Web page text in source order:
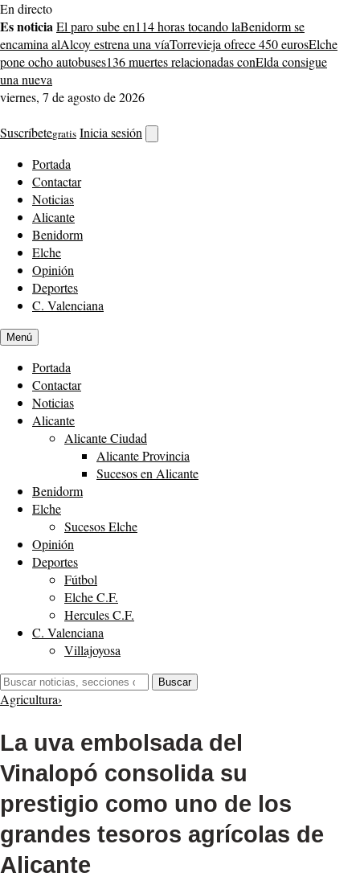
Saltar
al
contenido
En directo
Es noticiaEl paro sube en114 horas tocando laBenidorm se
encamina alAlcoy estrena una víaTorrevieja ofrece 450 eurosElche
pone ocho autobuses136 muertes relacionadas conElda consigue
una nueva
viernes, 7 de agosto de 2026
Suscríbetegratis Inicia sesión
buscador
Portada
Contactar
Noticias
Alicante
Benidorm
Elche
Opinión
Deportes
C. Valenciana
Menú
Portada
Contactar
Noticias
Alicante
Alicante Ciudad
Alicante Provincia
Sucesos en Alicante
Benidorm
Elche
Sucesos Elche
Opinión
Deportes
Fútbol
Elche C.F.
Hercules C.F.
C. Valenciana
Villajoyosa
Buscar:
Buscar
Agricultura›
La uva embolsada del
Vinalopó consolida su
prestigio como uno de los
grandes tesoros agrícolas de
Alicante